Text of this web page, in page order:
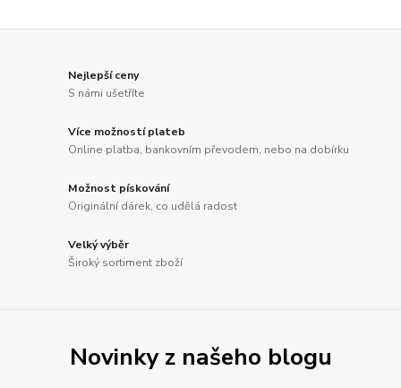
Nejlepší ceny
S námi ušetříte
Více možností plateb
Online platba, bankovním převodem, nebo na dobírku
Možnost pískování
Originální dárek, co udělá radost
Velký výběr
Široký sortiment zboží
Novinky z našeho blogu